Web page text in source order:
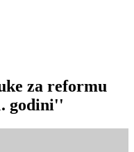
za reformu
godini''